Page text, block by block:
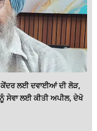
ਕੇਂਦਰ ਲਈ ਦਵਾਈਆਂ ਦੀ ਲੋੜ,
ਸੇਵਾ ਲਈ ਕੀਤੀ ਅਪੀਲ, ਦੇਖੋ